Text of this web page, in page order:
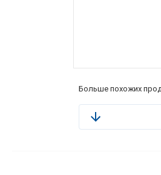
Больше похожих